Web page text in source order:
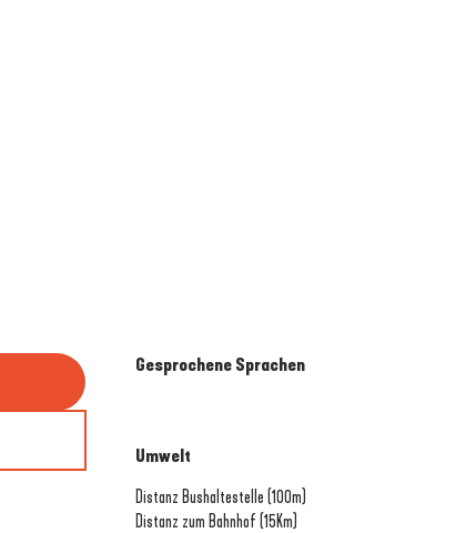
Gesprochene Sprachen
Gesprochene Sprachen
Umwelt
Umwelt
Distanz Bushaltestelle (100m)
Distanz zum Bahnhof (15Km)